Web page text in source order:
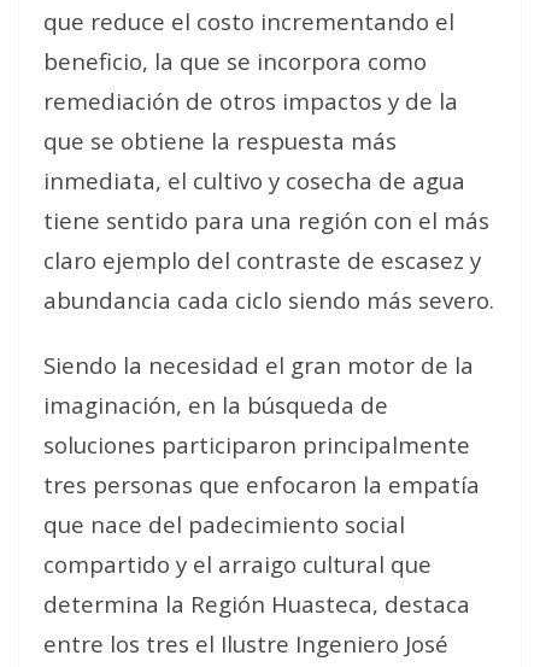
que reduce el costo incrementando el
beneficio, la que se incorpora como
remediación de otros impactos y de la
que se obtiene la respuesta más
inmediata, el cultivo y cosecha de agua
tiene sentido para una región con el más
claro ejemplo del contraste de escasez y
abundancia cada ciclo siendo más severo.
Siendo la necesidad el gran motor de la
imaginación, en la búsqueda de
soluciones participaron principalmente
tres personas que enfocaron la empatía
que nace del padecimiento social
compartido y el arraigo cultural que
determina la Región Huasteca, destaca
entre los tres el Ilustre Ingeniero José